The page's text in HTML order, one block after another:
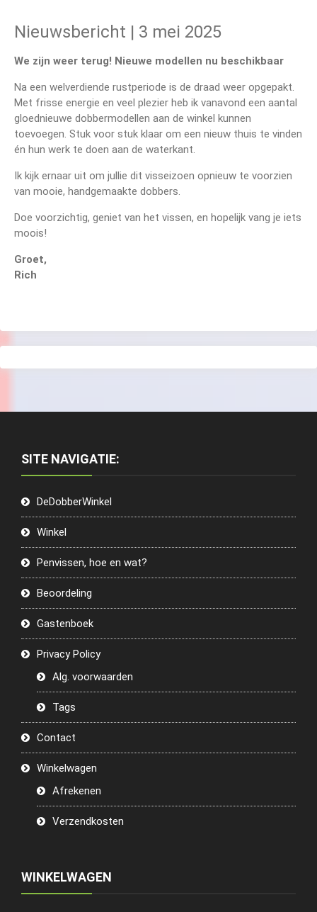
Nieuwsbericht | 3 mei 2025
We zijn weer terug! Nieuwe modellen nu beschikbaar
Na een welverdiende rustperiode is de draad weer opgepakt.
Met frisse energie en veel plezier heb ik vanavond een aantal
gloednieuwe dobbermodellen aan de winkel kunnen
toevoegen. Stuk voor stuk klaar om een nieuw thuis te vinden
én hun werk te doen aan de waterkant.
Ik kijk ernaar uit om jullie dit visseizoen opnieuw te voorzien
van mooie, handgemaakte dobbers.
Doe voorzichtig, geniet van het vissen, en hopelijk vang je iets
moois!
Groet,
Rich
SITE NAVIGATIE:
DeDobberWinkel
Winkel
Penvissen, hoe en wat?
Beoordeling
Gastenboek
Privacy Policy
Alg. voorwaarden
Tags
Contact
Winkelwagen
Afrekenen
Verzendkosten
WINKELWAGEN